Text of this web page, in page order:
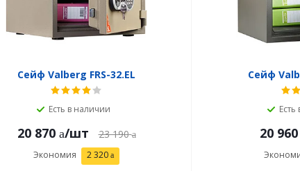
Сейф Valberg FRS-32.EL
Есть в наличии
20 870 /шт 23 190
Экономия 2 320
Сейф
20 960